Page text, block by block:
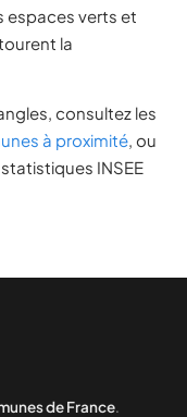
espaces verts et
la
consultez les
à proximité, ou
INSEE
de France.